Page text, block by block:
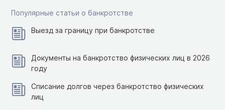
Популярные статьи о банкротстве
Выезд за границу при банкротстве
Документы на банкротство физических лиц в 2026
году
Списание долгов через банкротство физических
лиц